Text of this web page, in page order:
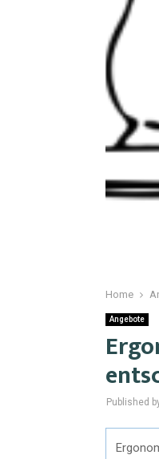
Home
Angebote
Published